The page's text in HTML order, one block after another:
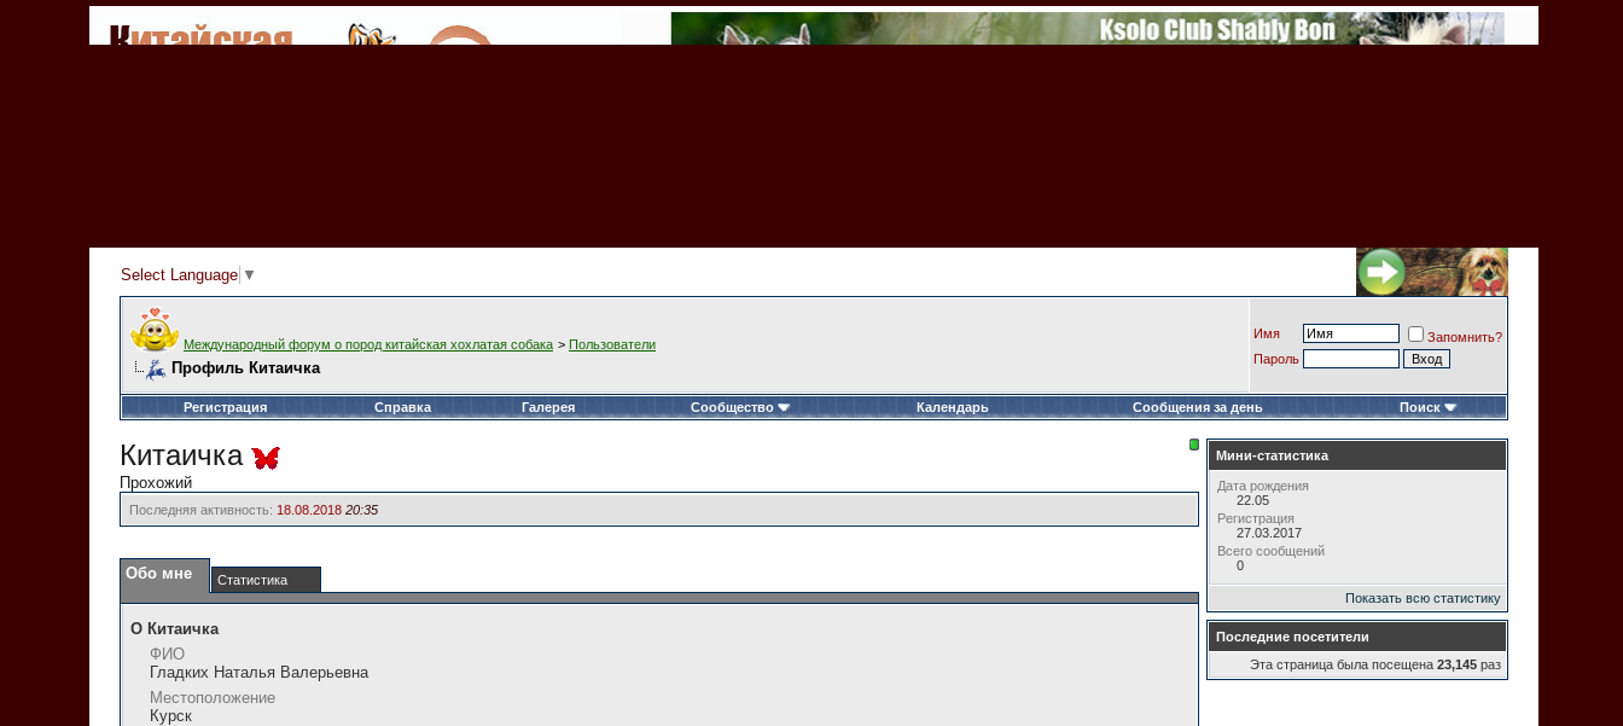
Select Language ▼
Международный форум о пород китайская хохлатая собака > Пользователи
Профиль Китаичка
Имя
Запомнить?
Пароль
Регистрация Справка Галерея Сообщество Календарь Сообщения за день Поиск
Китаичка
Прохожий
Последняя активность: 18.08.2018 20:35
Обо мне Статистика
О Китаичка
ФИО
Гладких Наталья Валерьевна
Местоположение
Курск
Мини-статистика
Дата рождения
22.05
Регистрация
27.03.2017
Всего сообщений
0
Показать всю статистику
Последние посетители
Эта страница была посещена 23,145 раз